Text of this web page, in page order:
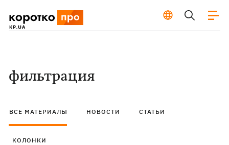
фильтрация
ВСЕ МАТЕРИАЛЫ НОВОСТИ СТАТЬИ
КОЛОНКИ